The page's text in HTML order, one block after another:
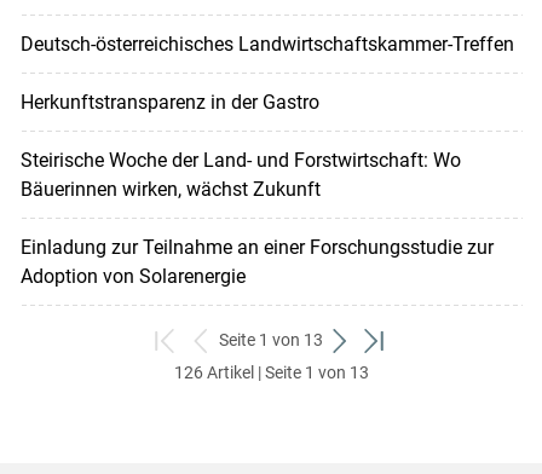
Deutsch-österreichisches Landwirtschaftskammer-Treffen
Herkunftstransparenz in der Gastro
Steirische Woche der Land- und Forstwirtschaft: Wo
Bäuerinnen wirken, wächst Zukunft
Einladung zur Teilnahme an einer Forschungsstudie zur
Adoption von Solarenergie
zum
ersten
zurück
zum
Seite 1 von 13
weiter
zum
zum
126 Artikel | Seite 1 von 13